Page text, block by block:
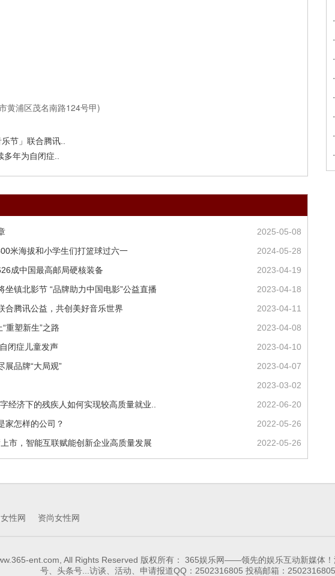
黄浦区茂名南路124号甲)
节」联合腾讯..
年为自闭症..
2025-05-08
米海拔和小学生们打篮球过六一
2024-05-28
成中国最高邮局硬核装备
2023-04-19
坐镇北影节 “品牌助力中国电影”公益直播
2023-04-18
合腾讯公益，共创美好音乐世界
2023-04-11
重塑新生”之路
2023-04-08
闭症儿童发声
2023-04-10
展品牌“大局观”
2023-04-07
2023-03-02
济下的残疾人如何实现较高质量就业..
2022-06-20
家怎样的公司？
2022-05-26
市，智能互联赋能创新企业高质量发展
2022-05-26
性网 资尚女性网
ent.com, All Rights Reserved 版权所有： 365娱乐网——领先的娱乐互动新媒体
号、头条号...访谈、活动、申请报道QQ：2502316805 投稿邮箱：